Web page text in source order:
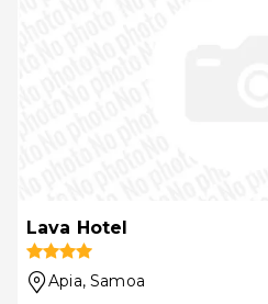
Lava Hotel
Apia, Samoa